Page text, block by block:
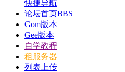
快捷导航
论坛首页BBS
Gom版本
Gee版本
自学教程
租服务器
列表上传